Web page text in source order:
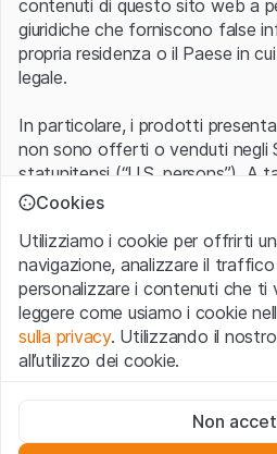
Cannot show
0 of 0
contenuti di questo sito web a
giuridiche che forniscono false
propria residenza o il Paese in
legale.
In particolare, i prodotti
non sono offerti o venduti negli
statunitensi (“U.S. persons”). A
statunitensi” vanno intese nel
1933 che include le persone
d’America, le società per azioni
americane.
Condizioni di utilizzo e
Con l’accesso al sito web (di
avvertenze importanti e le
Cookies
Utilizziamo i cookie per offrirti
navigazione, analizzare il
personalizzare i contenuti che ti
leggere come usiamo i cookie
sulla privacy. Utilizzando il
all’utilizzo dei cookie.
Questi cookie sono necessari per il
web e non possono essere
Non